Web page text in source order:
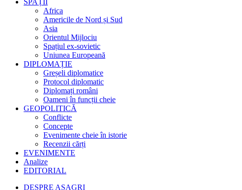
SPAȚII
Africa
Americile de Nord și Sud
Asia
Orientul Mijlociu
Spațiul ex-sovietic
Uniunea Europeană
DIPLOMAȚIE
Greșeli diplomatice
Protocol diplomatic
Diplomați români
Oameni în funcții cheie
GEOPOLITICĂ
Conflicte
Concepte
Evenimente cheie în istorie
Recenzii cărți
EVENIMENTE
Analize
EDITORIAL
DESPRE ASAGRI